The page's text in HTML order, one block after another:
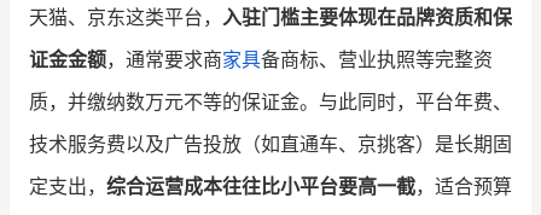
天猫、京东这类平台， 入驻门槛主要体现在品牌资质和保
证金金额，通常要求商家具备商标、营业执照等完整资
质，并缴纳数万元不等的保证金。与此同时，平台年费、
技术服务费以及广告投放（如直通车、京挑客）是长期固
定支出， 综合运营成本往往比小平台要高一截，适合预算